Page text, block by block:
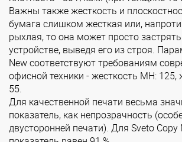
Важны также жесткость и
бумага слишком жесткая или,
рыхлая, то она может просто
устройстве, выведя его из строя.
New соответствуют требованиям
офисной техники - жесткость МН: 125,
55.
Для качественной печати весьма
показатель, как непрозрачность
двусторонней печати). Для Sveto Copy